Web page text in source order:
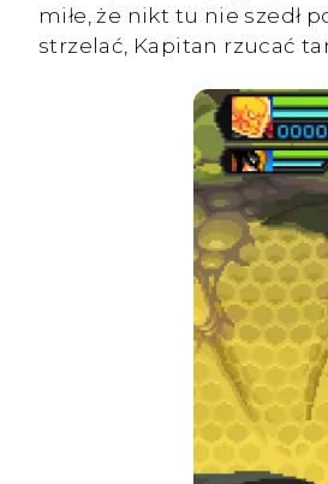
miłe, że nikt tu nie szedł
strzelać, Kapitan rzucać